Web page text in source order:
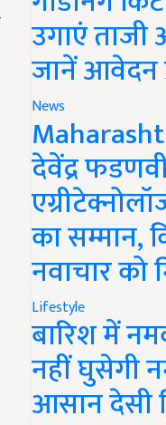
उगाएं ताजी
जानें आवेदन
News
देवेंद्र
का सम्मान,
नवाचार को
Lifestyle
बारिश में
नहीं घुसेगी
आसान देसी